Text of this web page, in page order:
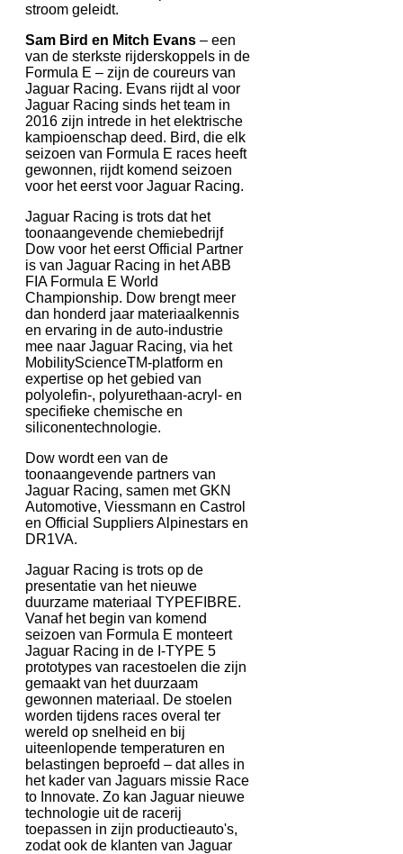
stroom geleidt.
Sam Bird en Mitch Evans – een
van de sterkste rijderskoppels in de
Formula E – zijn de coureurs van
Jaguar Racing. Evans rijdt al voor
Jaguar Racing sinds het team in
2016 zijn intrede in het elektrische
kampioenschap deed. Bird, die elk
seizoen van Formula E races heeft
gewonnen, rijdt komend seizoen
voor het eerst voor Jaguar Racing.
Jaguar Racing is trots dat het
toonaangevende chemiebedrijf
Dow voor het eerst Official Partner
is van Jaguar Racing in het ABB
FIA Formula E World
Championship. Dow brengt meer
dan honderd jaar materiaalkennis
en ervaring in de auto-industrie
mee naar Jaguar Racing, via het
MobilityScienceTM-platform en
expertise op het gebied van
polyolefin-, polyurethaan-acryl- en
specifieke chemische en
siliconentechnologie.
Dow wordt een van de
toonaangevende partners van
Jaguar Racing, samen met GKN
Automotive, Viessmann en Castrol
en Official Suppliers Alpinestars en
DR1VA.
Jaguar Racing is trots op de
presentatie van het nieuwe
duurzame materiaal TYPEFIBRE.
Vanaf het begin van komend
seizoen van Formula E monteert
Jaguar Racing in de I-TYPE 5
prototypes van racestoelen die zijn
gemaakt van het duurzaam
gewonnen materiaal. De stoelen
worden tijdens races overal ter
wereld op snelheid en bij
uiteenlopende temperaturen en
belastingen beproefd – dat alles in
het kader van Jaguars missie Race
to Innovate. Zo kan Jaguar nieuwe
technologie uit de racerij
toepassen in zijn productieauto's,
zodat ook de klanten van Jaguar